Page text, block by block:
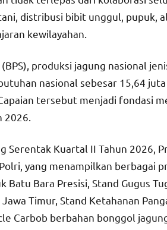
distribusi bibit unggul, pupuk,
kewilayahan.
produksi jagung nasional
nasional sebesar 15,64
tersebut menjadi fondasi
Serentak Kuartal II Tahun 2026,
yang menampilkan berbagai
Bara Presisi, Stand Gugus
Timur, Stand Ketahanan
Carbob berbahan bonggol